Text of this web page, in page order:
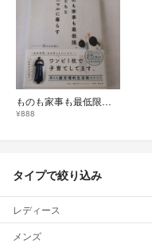
ものも家事も最低限。子どもとミニマルに暮らす
¥888
タイプで絞り込み
レディース
メンズ